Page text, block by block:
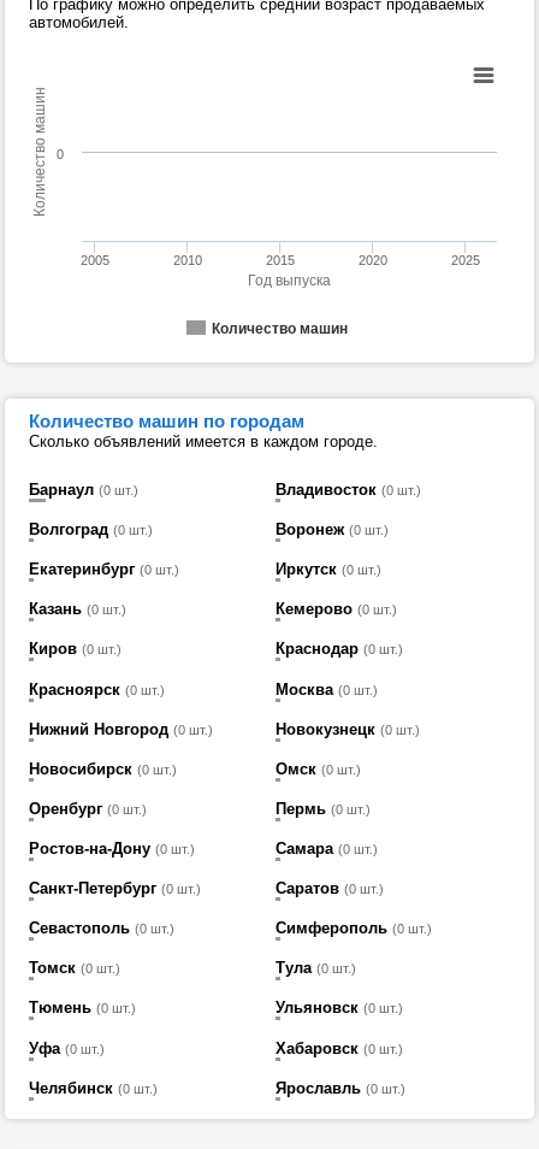
По графику можно определить средний возраст продаваемых
автомобилей.
Год выпуска
Количество машин
Количество машин
2005 2010 2015 2020 2025
0
Количество машин по городам
Сколько объявлений имеется в каждом городе.
Барнаул (0 шт.) Владивосток (0 шт.)
Волгоград (0 шт.) Воронеж (0 шт.)
Екатеринбург (0 шт.) Иркутск (0 шт.)
Казань (0 шт.) Кемерово (0 шт.)
Киров (0 шт.) Краснодар (0 шт.)
Красноярск (0 шт.) Москва (0 шт.)
Нижний Новгород (0 шт.) Новокузнецк (0 шт.)
Новосибирск (0 шт.) Омск (0 шт.)
Оренбург (0 шт.) Пермь (0 шт.)
Ростов-на-Дону (0 шт.) Самара (0 шт.)
Санкт-Петербург (0 шт.) Саратов (0 шт.)
Севастополь (0 шт.) Симферополь (0 шт.)
Томск (0 шт.) Тула (0 шт.)
Тюмень (0 шт.) Ульяновск (0 шт.)
Уфа (0 шт.) Хабаровск (0 шт.)
Челябинск (0 шт.) Ярославль (0 шт.)